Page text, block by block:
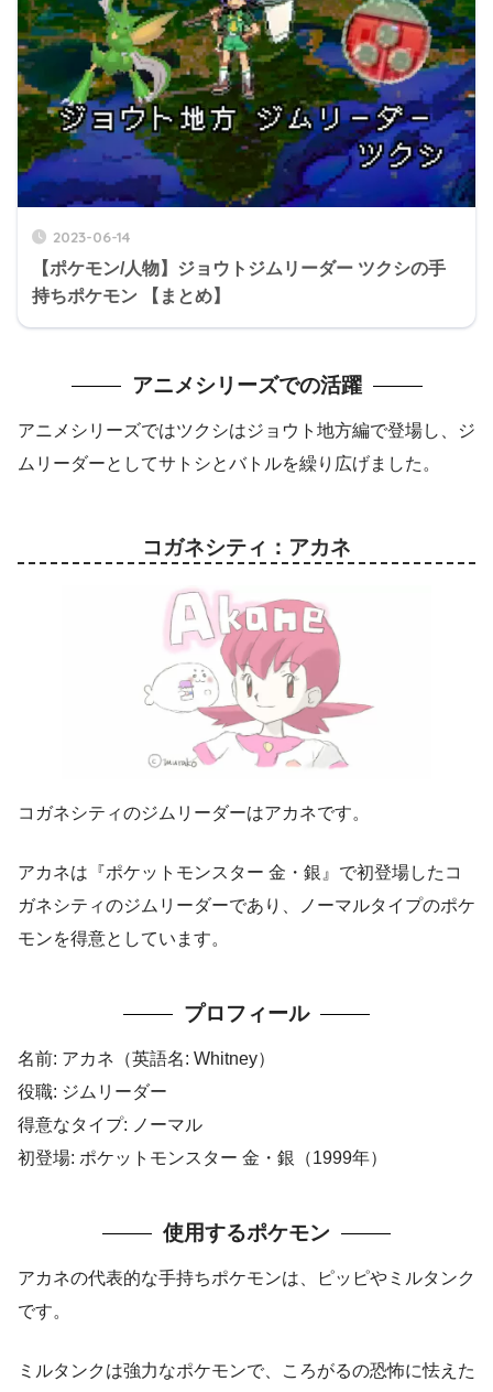
2023-06-14
【ポケモン/人物】ジョウトジムリーダー ツクシの手
持ちポケモン 【まとめ】
アニメシリーズでの活躍
アニメシリーズではツクシはジョウト地方編で登場し、ジ
ムリーダーとしてサトシとバトルを繰り広げました。
コガネシティ：アカネ
コガネシティのジムリーダーはアカネです。
アカネは『ポケットモンスター 金・銀』で初登場したコ
ガネシティのジムリーダーであり、ノーマルタイプのポケ
モンを得意としています。
プロフィール
名前: アカネ（英語名: Whitney）
役職: ジムリーダー
得意なタイプ: ノーマル
初登場: ポケットモンスター 金・銀（1999年）
使用するポケモン
アカネの代表的な手持ちポケモンは、ピッピやミルタンク
です。
ミルタンクは強力なポケモンで、ころがるの恐怖に怯えた